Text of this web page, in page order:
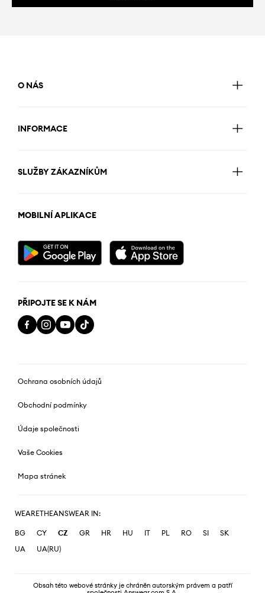
O NÁS
INFORMACE
SLUŽBY ZÁKAZNÍKŮM
MOBILNÍ APLIKACE
PŘIPOJTE SE K NÁM
Ochrana osobních údajů
Obchodní podmínky
Údaje společnosti
Vaše Cookies
Mapa stránek
WEARETHEANSWEAR IN:
BG CY CZ GR HR HU IT PL RO SI
SK
UA
UA(RU)
Obsah této webové stránky je chráněn autorským právem a patří